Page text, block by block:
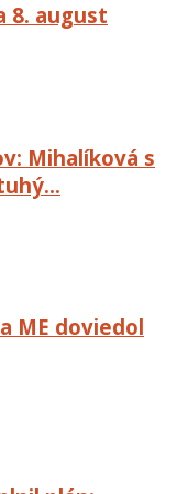
8. august
Mihalíková s
ME doviedol